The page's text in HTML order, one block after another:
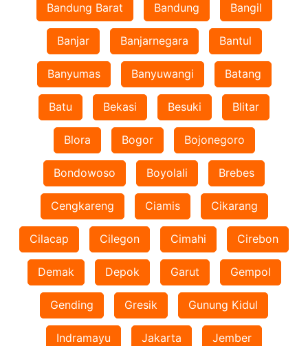
Bandung Barat Bandung Bangil
Banjar Banjarnegara Bantul
Banyumas Banyuwangi Batang
Batu Bekasi Besuki Blitar
Blora Bogor Bojonegoro
Bondowoso Boyolali Brebes
Cengkareng Ciamis Cikarang
Cilacap Cilegon Cimahi Cirebon
Demak Depok Garut Gempol
Gending Gresik Gunung Kidul
Indramayu Jakarta Jember